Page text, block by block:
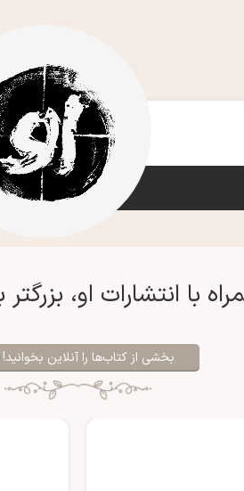
با انتشارات او،
بخشی از کتاب‌ها را آنلاین بخوانید!